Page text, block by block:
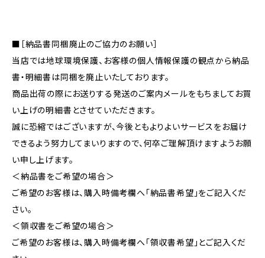
■［納品書同梱廃止のご協力のお願い］
当店では地球環境保護、お客様の個人情報保護の観点から納品
書・明細書は同梱を廃止いたしております。
商品出荷の際にお送りする発送のご案内メールをもちましてお買
い上げの明細書とさせていただきます。
誠に恐縮ではございますが、今後ともよりよいサービスをお届け
できるよう努力してまいりますので、何卒ご理解頂けますようお願
い申し上げます。
＜納品書をご希望の場合＞
ご希望のお客様は、購入時備考欄へ「納品書希望」をご記入くだ
さい。
＜領収書をご希望の場合＞
ご希望のお客様は、購入時備考欄へ「領収書希望」とご記入くだ